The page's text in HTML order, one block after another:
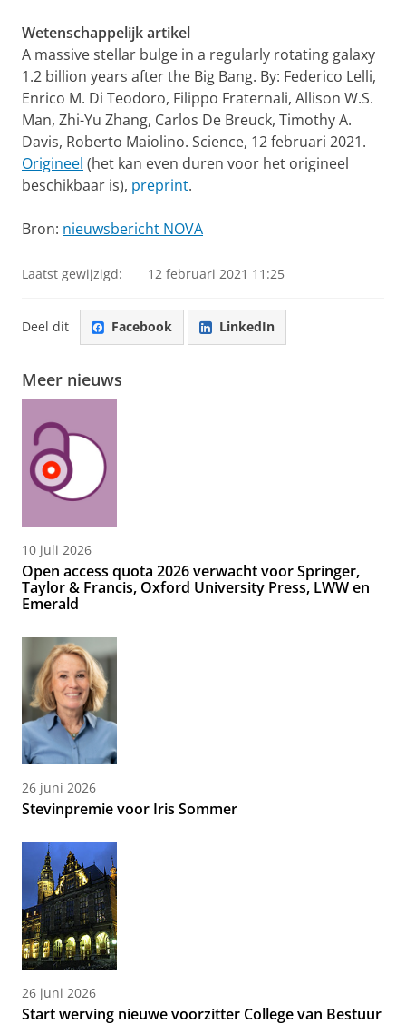
Wetenschappelijk artikel
A massive stellar bulge in a regularly rotating galaxy
1.2 billion years after the Big Bang. By: Federico Lelli,
Enrico M. Di Teodoro, Filippo Fraternali, Allison W.S.
Man, Zhi-Yu Zhang, Carlos De Breuck, Timothy A.
Davis, Roberto Maiolino. Science, 12 februari 2021.
Origineel (het kan even duren voor het origineel
beschikbaar is), preprint.
Bron: nieuwsbericht NOVA
Laatst gewijzigd: 12 februari 2021 11:25
Deel dit Facebook LinkedIn
Meer nieuws
10 juli 2026
Open access quota 2026 verwacht voor Springer,
Taylor & Francis, Oxford University Press, LWW en
Emerald
26 juni 2026
Stevinpremie voor Iris Sommer
26 juni 2026
Start werving nieuwe voorzitter College van Bestuur